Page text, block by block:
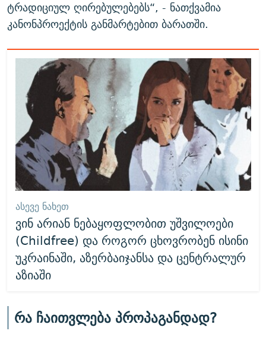
ტრადიციულ ღირებულებებს“, - ნათქვამია
კანონპროექტის განმარტებით ბარათში.
ᲐᲡᲔᲕᲔ ᲜᲐᲮᲔᲗ
ვინ არიან ნებაყოფლობით უშვილოები
(Childfree) და როგორ ცხოვრობენ ისინი
უკრაინაში, აზერბაიჯანსა და ცენტრალურ
აზიაში
რა ჩაითვლება პროპაგანდად?